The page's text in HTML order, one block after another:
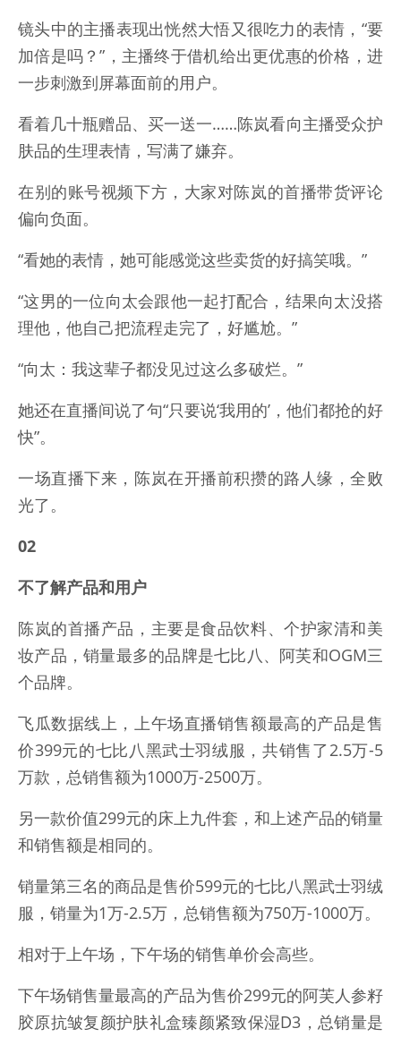
镜头中的主播表现出恍然大悟又很吃力的表情，“要
加倍是吗？”，主播终于借机给出更优惠的价格，进
一步刺激到屏幕面前的用户。
看着几十瓶赠品、买一送一……陈岚看向主播受众护
肤品的生理表情，写满了嫌弃。
在别的账号视频下方，大家对陈岚的首播带货评论
偏向负面。
“看她的表情，她可能感觉这些卖货的好搞笑哦。”
“这男的一位向太会跟他一起打配合，结果向太没搭
理他，他自己把流程走完了，好尴尬。”
“向太：我这辈子都没见过这么多破烂。”
她还在直播间说了句“只要说‘我用的’，他们都抢的好
快”。
一场直播下来，陈岚在开播前积攒的路人缘，全败
光了。
02
不了解产品和用户
陈岚的首播产品，主要是食品饮料、个护家清和美
妆产品，销量最多的品牌是七比八、阿芙和OGM三
个品牌。
飞瓜数据线上，上午场直播销售额最高的产品是售
价399元的七比八黑武士羽绒服，共销售了2.5万-5
万款，总销售额为1000万-2500万。
另一款价值299元的床上九件套，和上述产品的销量
和销售额是相同的。
销量第三名的商品是售价599元的七比八黑武士羽绒
服，销量为1万-2.5万，总销售额为750万-1000万。
相对于上午场，下午场的销售单价会高些。
下午场销售量最高的产品为售价299元的阿芙人参籽
胶原抗皱复颜护肤礼盒臻颜紧致保湿D3，总销量是